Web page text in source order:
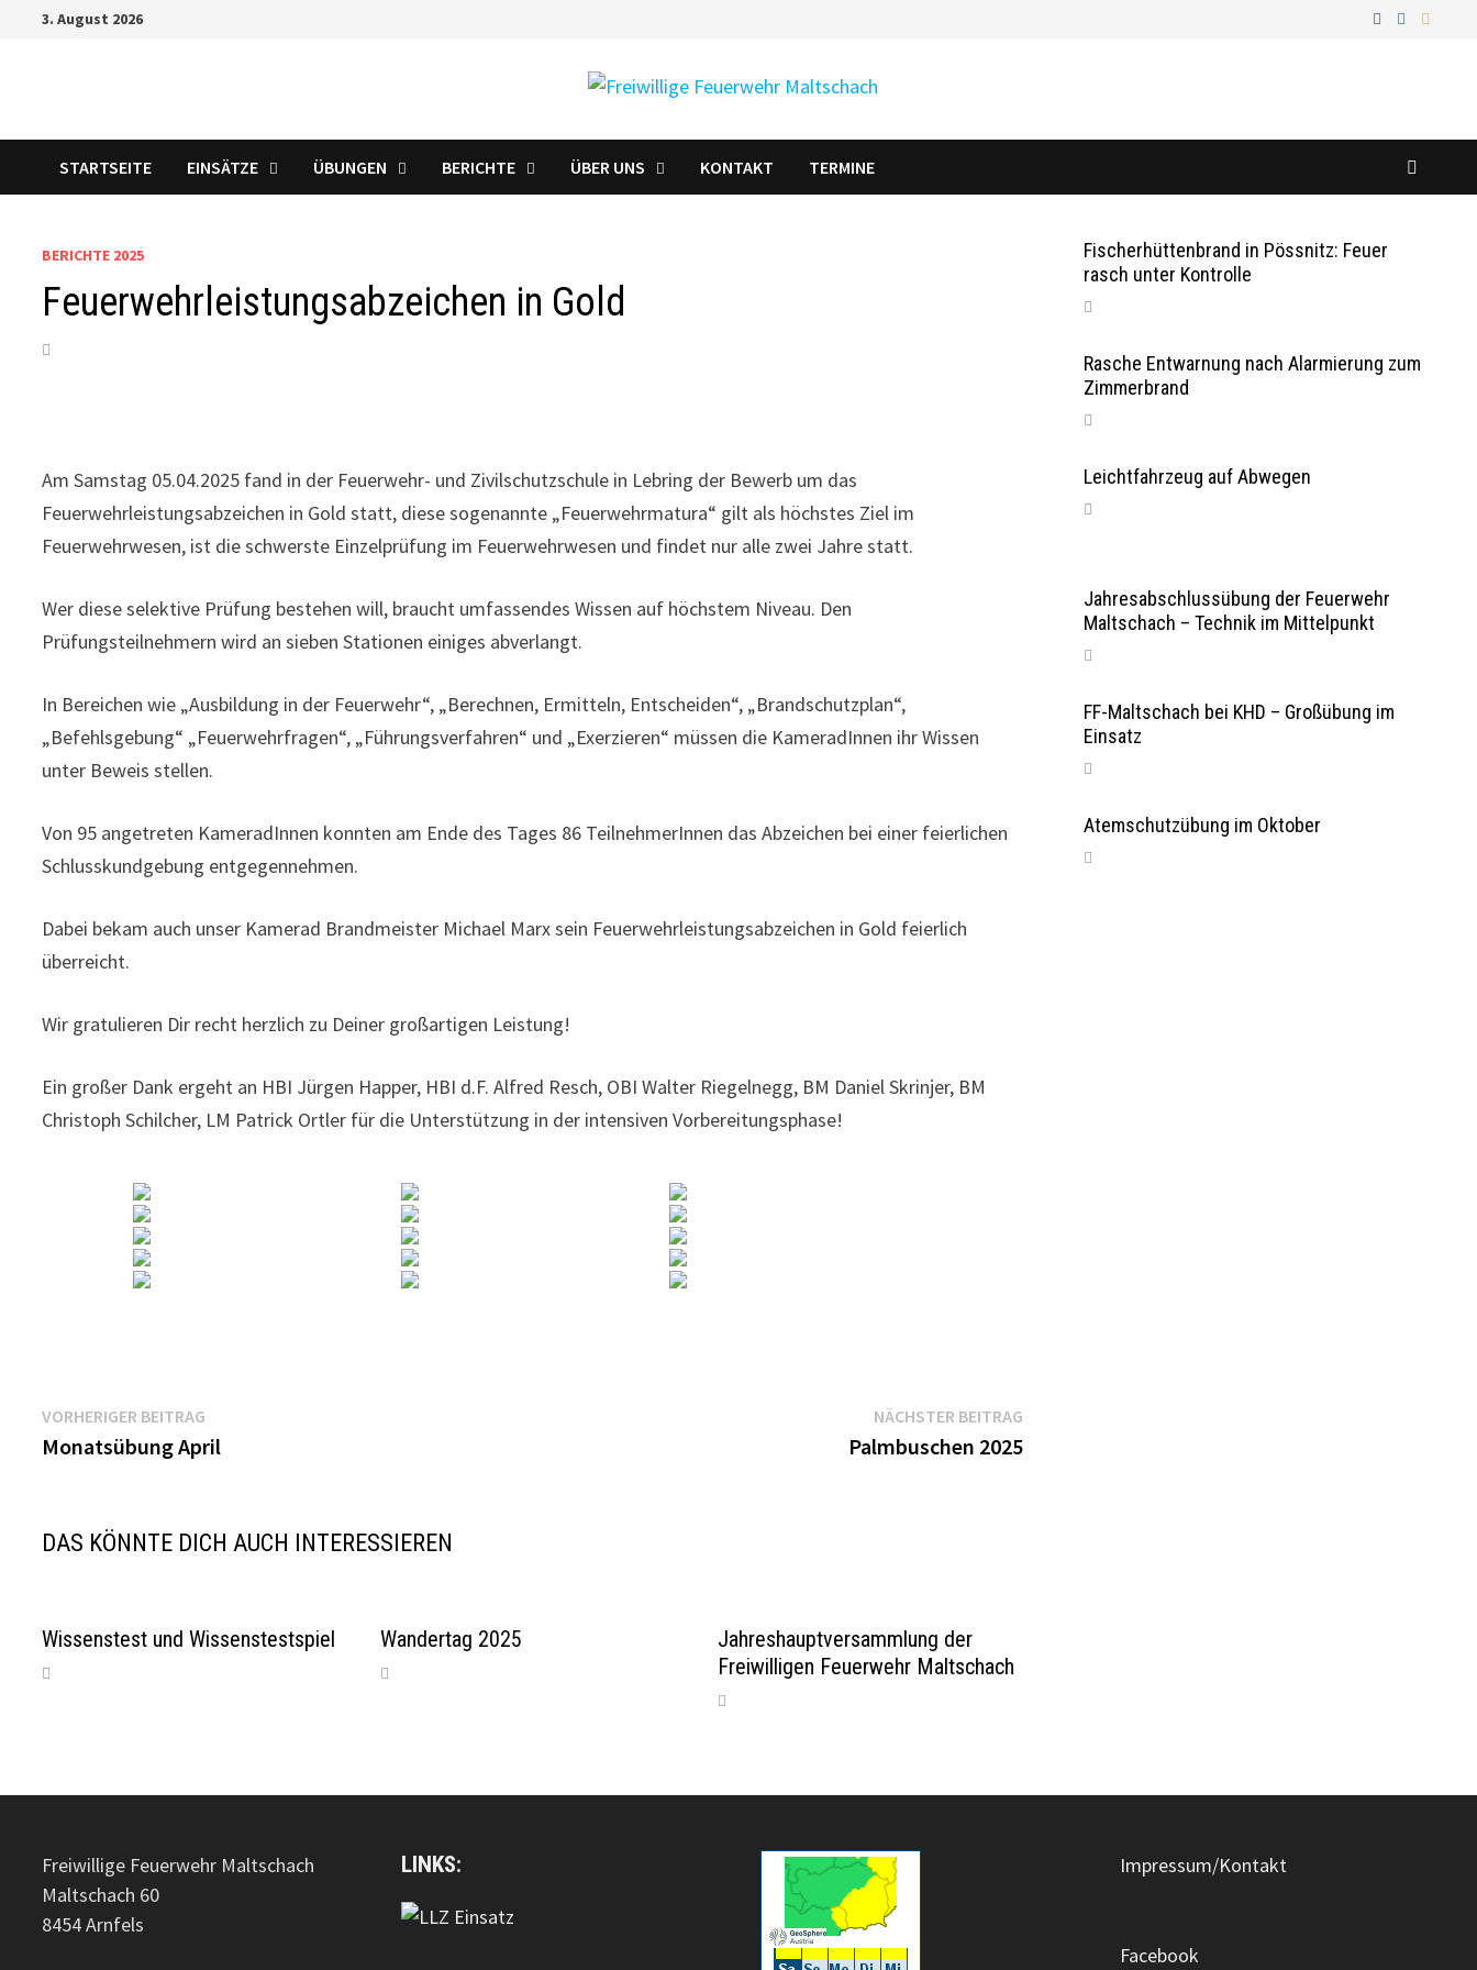
3. August 2026
STARTSEITE EINSÄTZE ÜBUNGEN BERICHTE ÜBER UNS KONTAKT TERMINE
BERICHTE 2025
Feuerwehrleistungsabzeichen in Gold
Am Samstag 05.04.2025 fand in der Feuerwehr- und Zivilschutzschule in Lebring der Bewerb um das
Feuerwehrleistungsabzeichen in Gold statt, diese sogenannte „Feuerwehrmatura“ gilt als höchstes Ziel im
Feuerwehrwesen, ist die schwerste Einzelprüfung im Feuerwehrwesen und findet nur alle zwei Jahre statt.
Wer diese selektive Prüfung bestehen will, braucht umfassendes Wissen auf höchstem Niveau. Den
Prüfungsteilnehmern wird an sieben Stationen einiges abverlangt.
In Bereichen wie „Ausbildung in der Feuerwehr“, „Berechnen, Ermitteln, Entscheiden“, „Brandschutzplan“,
„Befehlsgebung“ „Feuerwehrfragen“, „Führungsverfahren“ und „Exerzieren“ müssen die KameradInnen ihr Wissen
unter Beweis stellen.
Von 95 angetreten KameradInnen konnten am Ende des Tages 86 TeilnehmerInnen das Abzeichen bei einer feierlichen
Schlusskundgebung entgegennehmen.
Dabei bekam auch unser Kamerad Brandmeister Michael Marx sein Feuerwehrleistungsabzeichen in Gold feierlich
überreicht.
Wir gratulieren Dir recht herzlich zu Deiner großartigen Leistung!
Ein großer Dank ergeht an HBI Jürgen Happer, HBI d.F. Alfred Resch, OBI Walter Riegelnegg, BM Daniel Skrinjer, BM
Christoph Schilcher, LM Patrick Ortler für die Unterstützung in der intensiven Vorbereitungsphase!
Beitragsnavigation
VORHERIGER BEITRAG
Beitrag:
Monatsübung April
NÄCHSTER BEITRAGNächster
Beitrag:
Palmbuschen 2025
DAS KÖNNTE DICH AUCH INTERESSIEREN
Wissenstest und Wissenstestspiel Wandertag 2025
Jahreshauptversammlung der
Freiwilligen Feuerwehr Maltschach
Fischerhüttenbrand in Pössnitz: Feuer
rasch unter Kontrolle
Rasche Entwarnung nach Alarmierung zum
Zimmerbrand
Leichtfahrzeug auf Abwegen
Jahresabschlussübung der Feuerwehr
Maltschach – Technik im Mittelpunkt
FF-Maltschach bei KHD – Großübung im
Einsatz
Atemschutzübung im Oktober
Freiwillige Feuerwehr Maltschach
Maltschach 60
8454 Arnfels
LINKS: Impressum/Kontakt
Facebook